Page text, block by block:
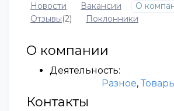
Новости Вакансии
О
Отзывы(2) Поклонники
О компании
Деятельность:
Разное,
Контакты